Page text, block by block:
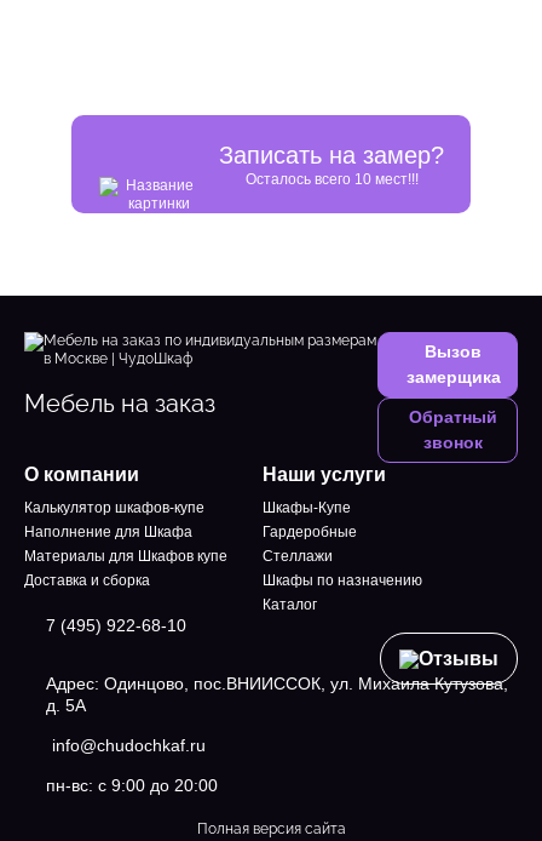
Записать на замер?
Осталось всего 10 мест!!!
Мебель на заказ
Вызов
замерщика
Обратный
звонок
О компании
Калькулятор шкафов-купе
Наполнение для Шкафа
Материалы для Шкафов купе
Доставка и сборка
Отзывы
Наши услуги
Шкафы-Купе
Гардеробные
Стеллажи
Шкафы по назначению
Каталог
7 (495) 922-68-10
Адрес: Одинцово, пос.ВНИИССОК, ул. Михаила Кутузова,
д. 5А
info@chudochkaf.ru
пн-вс: с 9:00 до 20:00
Полная версия сайта